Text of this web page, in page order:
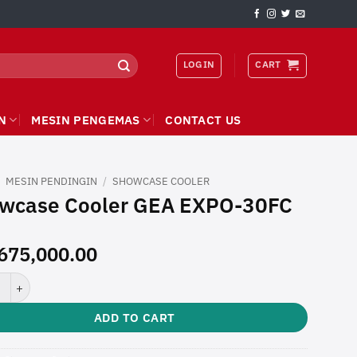
LOGIN CART
MESIN PENGEMAS CONTACT US
MESIN PENDINGIN / SHOWCASE COOLER
Cooler GEA EXPO-30FC
Cooler GEA EXPO-30FC quantity
ADD TO CART